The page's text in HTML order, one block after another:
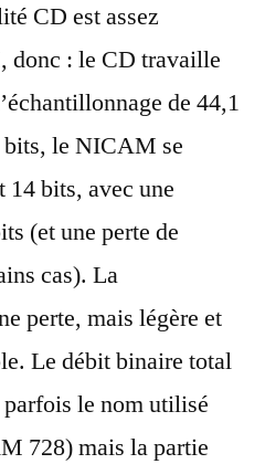
CD est assez
: le CD travaille
de 44,1
bits, le NICAM se
14 bits, avec une
(et une perte de
cas). La
perte, mais légère et
Le débit binaire total
parfois le nom utilisé
728) mais la partie